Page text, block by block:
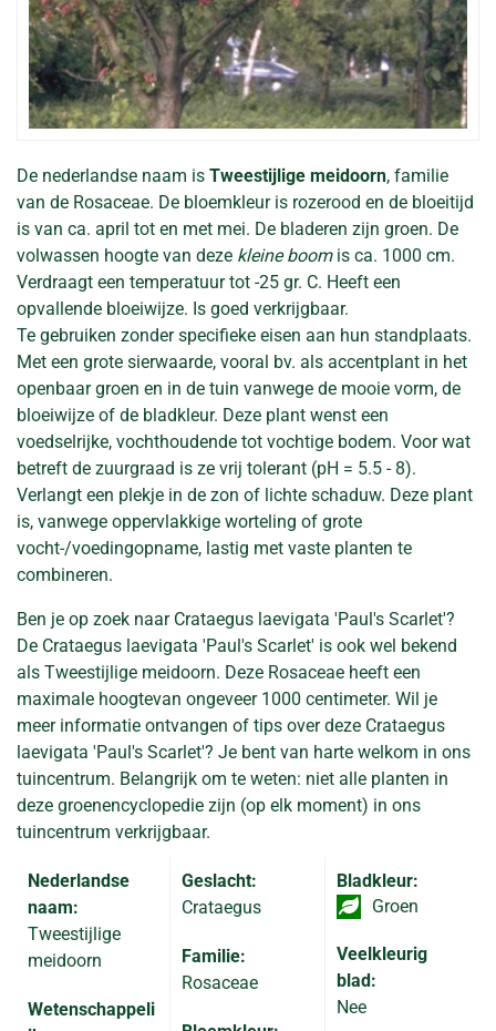
De nederlandse naam is Tweestijlige meidoorn, familie
van de Rosaceae. De bloemkleur is rozerood en de bloeitijd
is van ca. april tot en met mei. De bladeren zijn groen. De
volwassen hoogte van deze kleine boomis ca. 1000 cm.
Verdraagt een temperatuur tot -25 gr. C. Heeft een
opvallende bloeiwijze. Is goed verkrijgbaar.
Te gebruiken zonder specifieke eisen aan hun standplaats.
Met een grote sierwaarde, vooral bv. als accentplant in het
openbaar groen en in de tuin vanwege de mooie vorm, de
bloeiwijze of de bladkleur. Deze plant wenst een
voedselrijke, vochthoudende tot vochtige bodem. Voor wat
betreft de zuurgraad is ze vrij tolerant (pH = 5.5 - 8).
Verlangt een plekje in de zon of lichte schaduw. Deze plant
is, vanwege oppervlakkige worteling of grote
vocht-/voedingopname, lastig met vaste planten te
combineren.
Ben je op zoek naar Crataegus laevigata 'Paul's Scarlet'?
De Crataegus laevigata 'Paul's Scarlet' is ook wel bekend
als Tweestijlige meidoorn. Deze Rosaceae heeft een
maximale hoogtevan ongeveer 1000 centimeter. Wil je
meer informatie ontvangen of tips over deze Crataegus
laevigata 'Paul's Scarlet'? Je bent van harte welkom in ons
tuincentrum. Belangrijk om te weten: niet alle planten in
deze groenencyclopedie zijn (op elk moment) in ons
tuincentrum verkrijgbaar.
Nederlandse
naam:
Tweestijlige
meidoorn
Wetenschappeli
Geslacht:
Crataegus
Familie:
Rosaceae
Bladkleur:
Groen
Veelkleurig
blad:
Nee